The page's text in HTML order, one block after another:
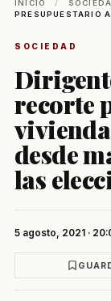
INICIO /
PRESUPUESTARIO
SOCIEDAD
recorte
desde
las
5 agosto, 2021 ·